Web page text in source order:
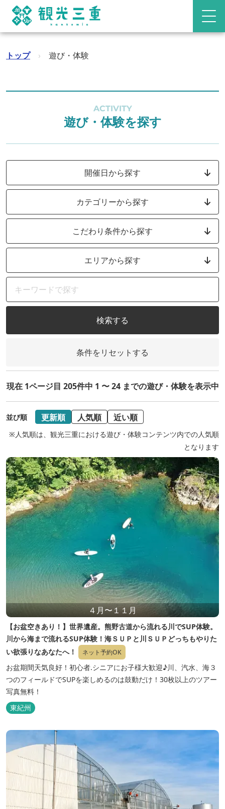
トップ › 遊び・体験
ACTIVITY
遊び・体験を探す
開催日から探す
カテゴリーから探す
こだわり条件から探す
エリアから探す
検索する
条件をリセットする
現在 1ページ目 205件中 1 〜 24 までの遊び・体験を表示中
並び順 更新順 人気順 近い順
※人気順は、観光三重における遊び・体験コンテンツ内での人気順
となります
４月〜１１月
【お盆空きあり！】世界遺産。熊野古道から流れる川でSUP体験。
川から海まで流れるSUP体験！海ＳＵＰと川ＳＵＰどっちもやりた
い欲張りなあなたへ！
ネット予約OK
お盆期間天気良好！初心者.シニアにお子様大歓迎♪川、汽水、海３
つのフィールドでSUPを楽しめるのは鼓動だけ！30枚以上のツアー
写真無料！
東紀州